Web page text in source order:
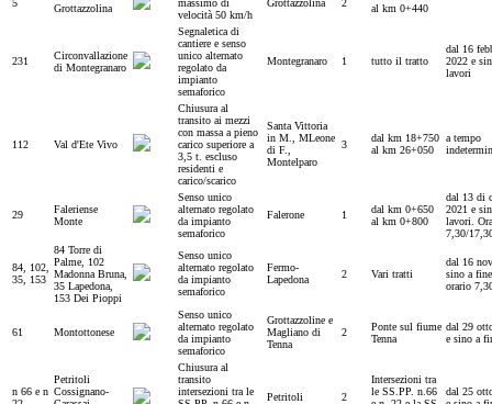
5
Grottazzolina
massimo di
velocità 50 km/h
Grottazzolina 2
al km 0+440
231
Circonvallazione
di Montegranaro
Segnaletica di
cantiere e senso
unico alternato
regolato da
impianto
semaforico
Montegranaro 1 tutto il tratto
dal 16
2022 e
lavori
112 Val d'Ete Vivo
Chiusura al
transito ai mezzi
con massa a pieno
carico superiore a
3,5 t. escluso
residenti e
carico/scarico
Santa Vittoria
in M., MLeone
di F.,
Montelparo
3
dal km 18+750
al km 26+050
a tempo
29
Faleriense
Monte
Senso unico
alternato regolato
da impianto
semaforico
Falerone 1
dal km 0+650
al km 0+800
dal 13 di
2021 e
lavori.
7,30/
84, 102,
35, 153
84 Torre di
Palme, 102
Madonna Bruna,
35 Lapedona,
153 Dei Pioppi
Senso unico
alternato regolato
da impianto
semaforico
Fermo-
Lapedona
2 Vari tratti
dal 16
sino a
orario
61 Montottonese
Senso unico
alternato regolato
da impianto
semaforico
Grottazzoline e
Magliano di
Tenna
2
Ponte sul fiume
Tenna
dal 29
e sino a
n 66 e n
Petritoli
Cossignano-
Chiusura al
transito
intersezioni tra le
Petritoli 2
Intersezioni tra
le SS.PP. n.66
dal 25